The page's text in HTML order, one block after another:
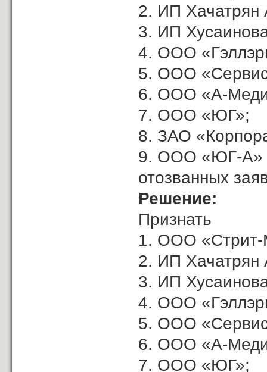
2. ИП Хачатрян
3. ИП
4. ООО
5. ООО
6. ООО «А-
7. ООО «ЮГ»;
8. ЗАО
9. ООО «ЮГ-А»
отозванных
Решение:
Признать
1. ООО
2. ИП Хачатрян
3. ИП
4. ООО
5. ООО
6. ООО «А-
7. ООО «ЮГ»;